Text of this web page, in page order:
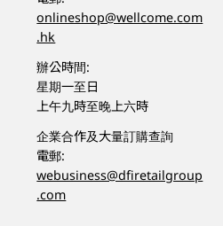
onlineshop@wellcome.com
.hk
辦公時間:
星期一至日
上午九時至晚上六時
企業合作及大量訂購查詢
電郵:
webusiness@dfiretailgroup
.com